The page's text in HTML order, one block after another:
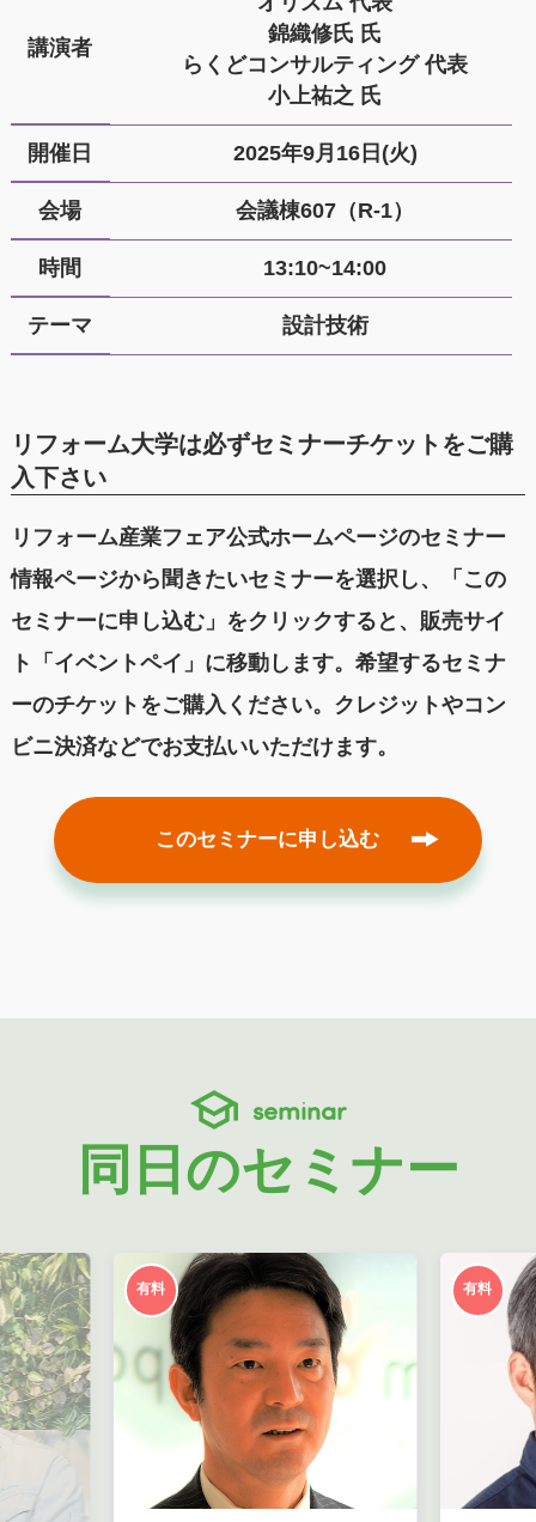
講演者
錦織修氏 氏
らくどコンサルティング 代表
小上祐之 氏
開催日 2025年9月16日(火)
会場 会議棟607（R-1）
時間 13:10~14:00
テーマ 設計技術
リフォーム大学は必ずセミナーチケットをご購
入下さい
リフォーム産業フェア公式ホームページのセミナー
情報ページから聞きたいセミナーを選択し、「この
セミナーに申し込む」をクリックすると、販売サイ
ト「イベントペイ」に移動します。希望するセミナ
ーのチケットをご購入ください。クレジットやコン
ビニ決済などでお支払いいただけます。
このセミナーに申し込む
seminar
同日のセミナー
有料